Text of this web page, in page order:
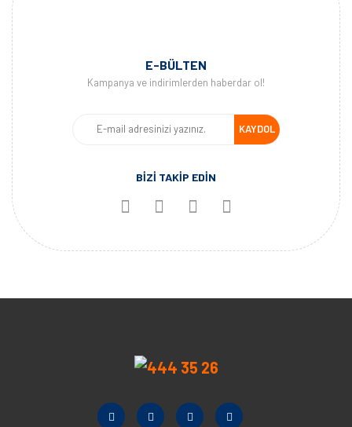
E-BÜLTEN
Kampanya ve indirimlerden haberdar ol!
KAYDOL
BİZİ TAKİP EDİN